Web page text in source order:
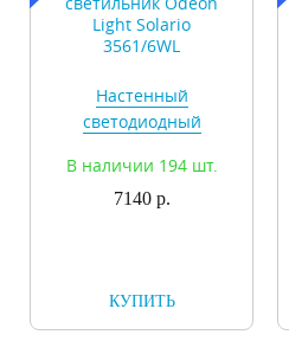
Настенный
светодиодный
Light Solario
3561/6WL
В наличии 194 шт.
7140 р.
КУПИТЬ